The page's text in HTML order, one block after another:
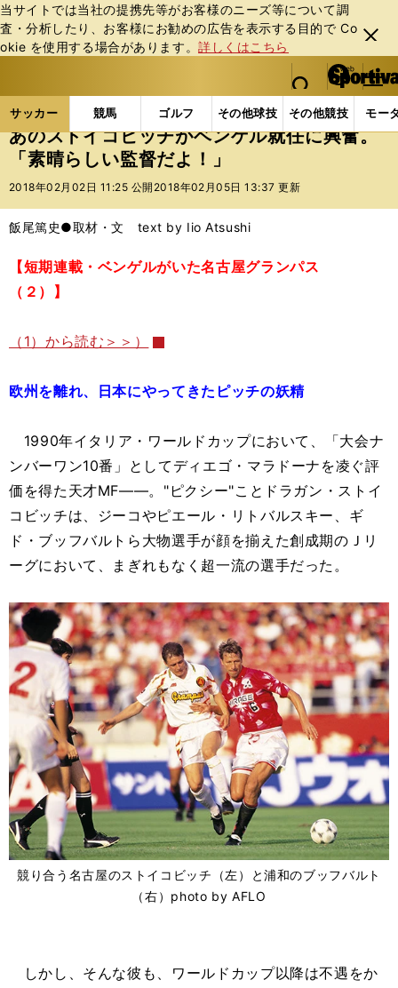
当サイトでは当社の提携先等がお客様のニーズ等について調
査・分析したり、お客様にお勧めの広告を表⽰する⽬的で Co
okie を使⽤する場合があります。詳しくはこちら
閉じ
る
web Sportiva (webスポルティーバ)
検索
マイペ
ー
ジ
メニュ
サッカー 競馬 ゴルフ その他球技 その他競技 モー
ス
ポ
ル
バ
サッカーの記事一覧 Jリーグ他 Jリーグ あのス
あのストイコビッチがベンゲル就任に興奮。
「素晴らしい監督だよ！」
2018年02月02日 11:25 公開 2018年02月05日 13:37 更新
飯尾篤史●取材・文 text by Iio Atsushi
【短期連載・ベンゲルがいた名古屋グランパス
（２）】
（1）から読む＞＞）
欧州を離れ、日本にやってきたピッチの妖精
1990年イタリア・ワールドカップにおいて、「大会ナ
ンバーワン10番」としてディエゴ・マラドーナを凌ぐ評
価を得た天才MF――。"ピクシー"ことドラガン・ストイ
コビッチは、ジーコやピエール・リトバルスキー、ギ
ド・ブッフバルトら大物選手が顔を揃えた創成期のＪリ
ーグにおいて、まぎれもなく超一流の選手だった。
競り合う名古屋のストイコビッチ（左）と浦和のブッフバルト
（右）photo by AFLO
しかし、そんな彼も、ワールドカップ以降は不遇をか